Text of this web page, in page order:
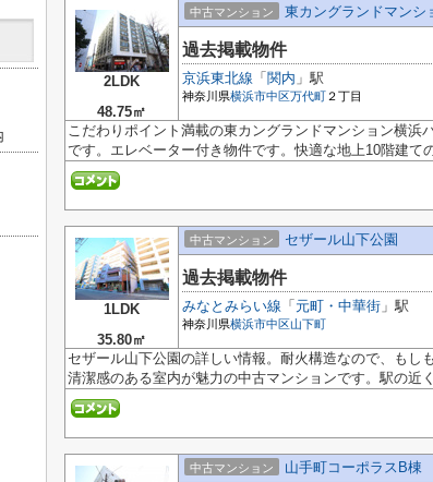
2LDK
48.75㎡
中古マンション 東カングランドマンシ
過去掲載物件
京浜東北線 「 関内 」駅
神奈川県横浜市中区万代町 ２丁目
こだわりポイント満載の東カングランドマンション横
です。エレベーター付き物件です。快適な地上10階建て
1LDK
35.80㎡
中古マンション セザール山下公園
過去掲載物件
みなとみらい線 「 元町・中華街 」駅
神奈川県横浜市中区山下町
セザール山下公園の詳しい情報。耐火構造なので、もし
清潔感のある室内が魅力の中古マンションです。駅の近
中古マンション 山手町コーポラスB棟